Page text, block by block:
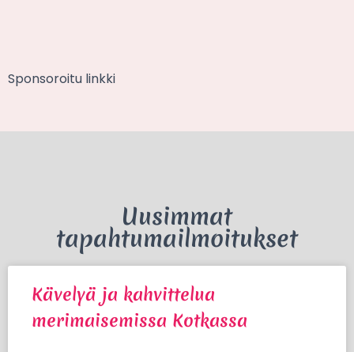
Sponsoroitu linkki
Uusimmat
tapahtumailmoitukset
Kävelyä ja kahvittelua
merimaisemissa Kotkassa